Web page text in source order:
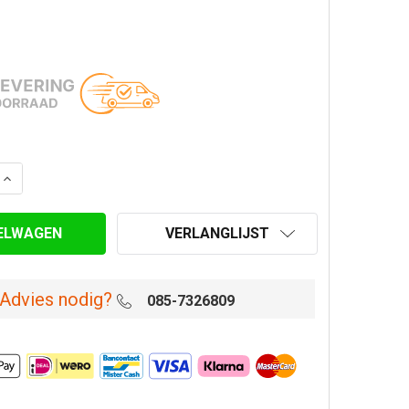
VAN VERBINDINGSMOF VROUW-VROUW Ø 100 MM
VERHOOG AANTAL VAN VERBINDINGSMOF VROUW-
VERLANGLIJST
Advies nodig? 085-7326809